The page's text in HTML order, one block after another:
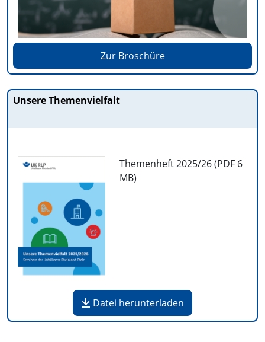
Zur Broschüre
Unsere Themenvielfalt
Themenheft 2025/26 (PDF6
MB)
Datei herunterladen